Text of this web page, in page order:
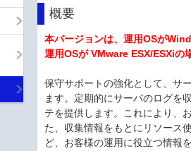
概要
本バージョンは、運用OSが
運用OSが VMware ESX/ESXiの
保守サポートの強化として、サ
ます。定期的にサーバのログを
テを提供します。これにより、
た、収集情報をもとにリソース
ど、お客様の運用に役立つ情報